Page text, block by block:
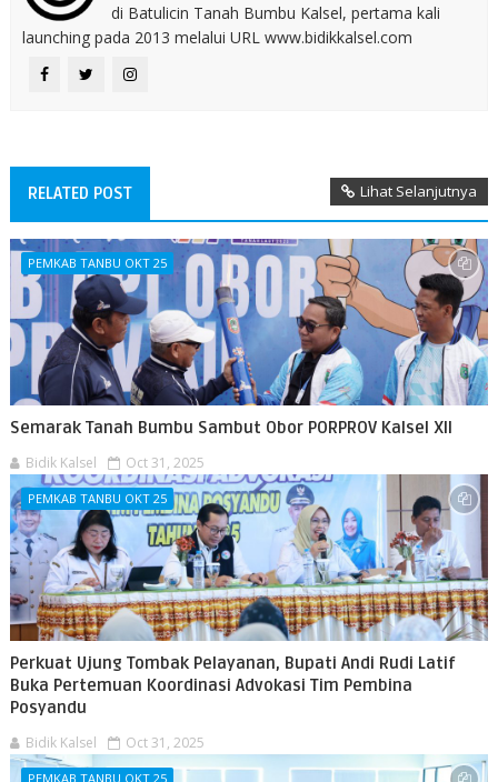
di Batulicin Tanah Bumbu Kalsel, pertama kali
launching pada 2013 melalui URL www.bidikkalsel.com
RELATED POST Lihat Selanjutnya
PEMKAB TANBU OKT 25
Semarak Tanah Bumbu Sambut Obor PORPROV Kalsel XII
Bidik Kalsel Oct 31, 2025
PEMKAB TANBU OKT 25
Perkuat Ujung Tombak Pelayanan, Bupati Andi Rudi Latif
Buka Pertemuan Koordinasi Advokasi Tim Pembina
Posyandu
Bidik Kalsel Oct 31, 2025
PEMKAB TANBU OKT 25